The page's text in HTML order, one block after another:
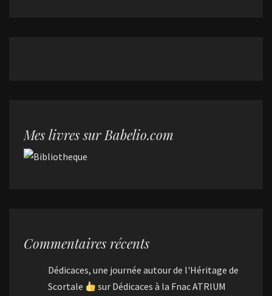
Mes livres sur Babelio.com
Commentaires récents
Dédicaces, une journée autour de l'Héritage de
Scortale
sur Dédicaces à la Fnac ATRIUM